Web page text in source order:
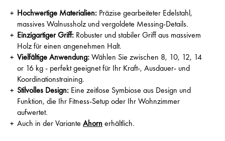
Hochwertige Materialien: Präzise gearbeiteter Edelstahl,
massives Walnussholz und vergoldete Messing-Details.
Einzigartiger Griff: Robuster und stabiler Griff aus massivem
Holz für einen angenehmen Halt.
Vielfältige Anwendung:Wählen Sie zwischen 8, 10, 12, 14
or 16 kg - perfekt geeignet für Ihr Kraft-, Ausdauer- und
Koordinationstraining.
Stilvolles Design: Eine zeitlose Symbiose aus Design und
Funktion, die Ihr Fitness-Setup oder Ihr Wohnzimmer
aufwertet.
Auch in der Variante Ahornerhältlich.